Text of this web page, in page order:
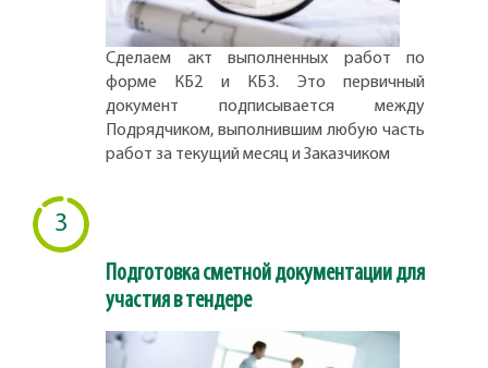
Сделаем акт выполненных работ по
форме КБ2 и КБ3. Это первичный
документ подписывается между
Подрядчиком, выполнившим любую часть
работ за текущий месяц и Заказчиком
3
Подготовка сметной документации для
участия в тендере